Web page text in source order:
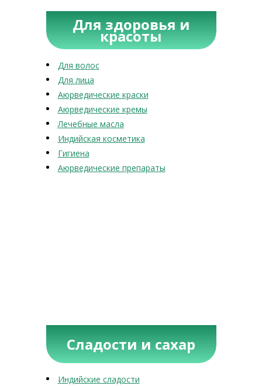
Для здоровья и
красоты
Для волос
Для лица
Аюрведические краски
Аюрведические кремы
Лечебные масла
Индийская косметика
Гигиена
Аюрведические препараты
Сладости и сахар
Индийские сладости